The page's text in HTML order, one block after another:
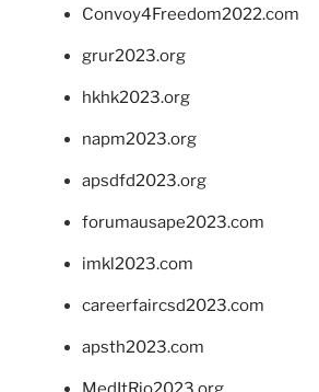
Convoy4Freedom2022.com
grur2023.org
hkhk2023.org
napm2023.org
apsdfd2023.org
forumausape2023.com
imkl2023.com
careerfaircsd2023.com
apsth2023.com